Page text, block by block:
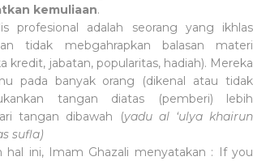
kemuliaan.
profesional adalah seorang yang ikhlas
tidak mebgahrapkan balasan materi
kredit, jabatan, popularitas, hadiah). Mereka
pada banyak orang (dikenal atau tidak
tangan diatas (pemberi) lebih
tangan dibawah (yadu al ‘ulya khairun
sufla)
ini, Imam Ghazali menyatakan : If you